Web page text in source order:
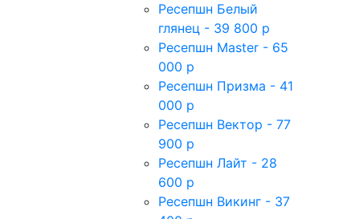
Ресепшн Белый
глянец - 39 800 р
Ресепшн Master - 65
000 р
Ресепшн Призма - 41
000 р
Ресепшн Вектор - 77
900 р
Ресепшн Лайт - 28
600 р
Ресепшн Викинг - 37